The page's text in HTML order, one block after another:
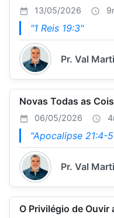
13/05/2026
"1 Reis 19:3"
Pr. Val
Novas Todas as
06/05/2026
"Apocalipse 21:4-
Pr. Val
O Privilégio de Ouvir